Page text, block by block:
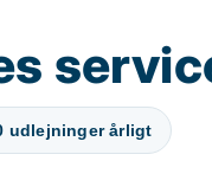
udlejninger årligt